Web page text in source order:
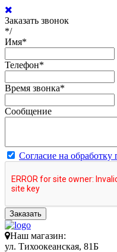
Заказать звонок
*/
Имя*
Телефон*
Время звонка*
Сообщение
Согласие на
Заказать
Наш магазин:
ул. Тихоокеанская, 81Б